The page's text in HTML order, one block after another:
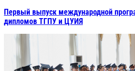
Первый выпуск международной
дипломов ТГПУ и ЦУИЯ